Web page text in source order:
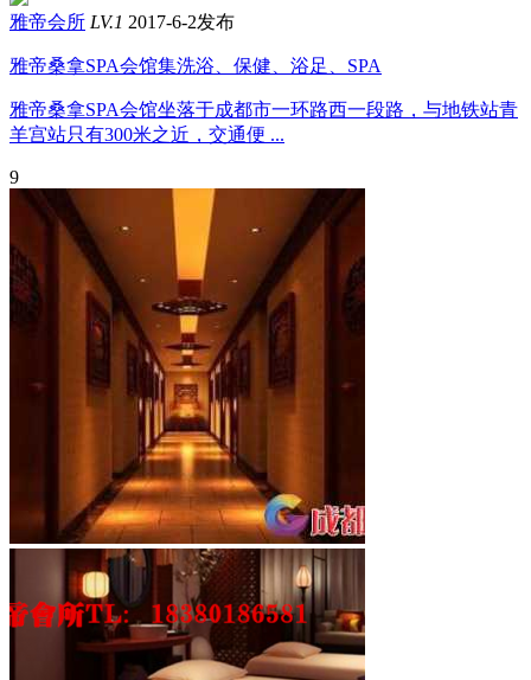
雅帝会所 LV.1 2017-6-2发布
雅帝桑拿SPA会馆集洗浴、保健、浴足、SPA
雅帝桑拿SPA会馆坐落于成都市一环路西一段路，与地铁站青
羊宫站只有300米之近，交通便 ...
9